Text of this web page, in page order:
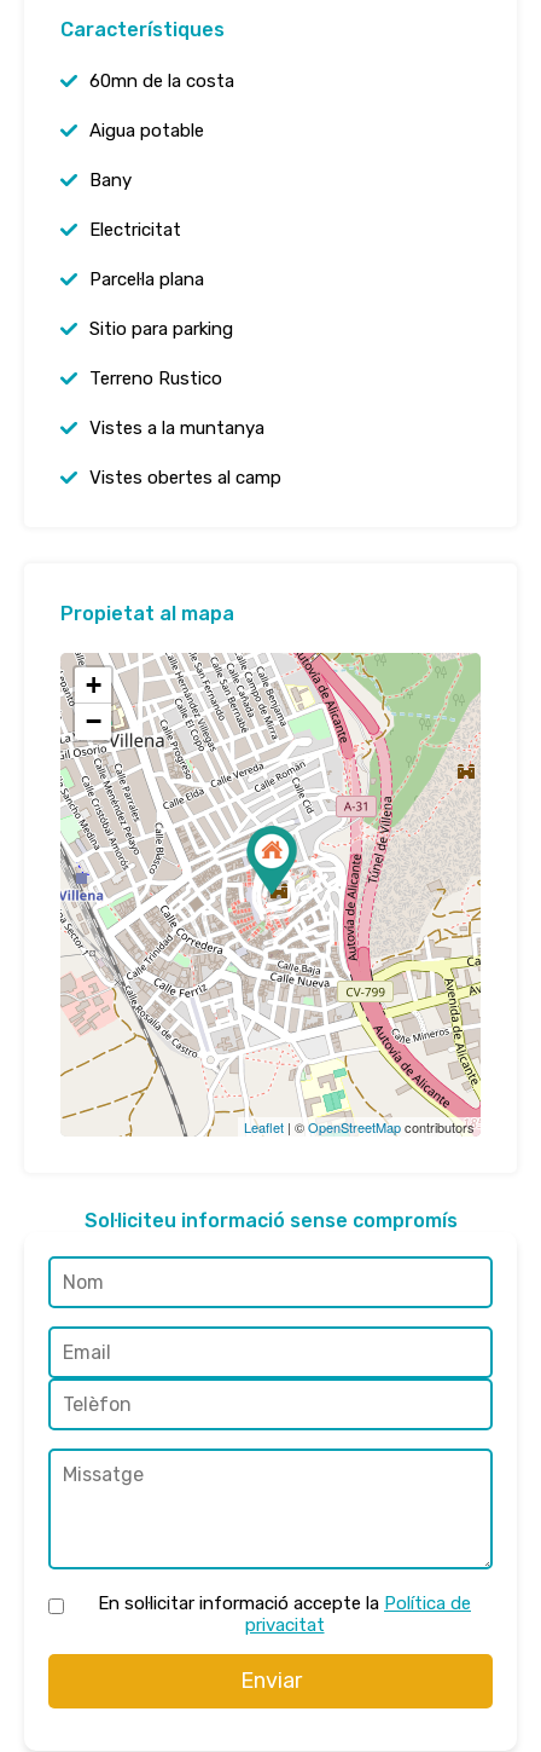
Característiques
60mn de la costa
Aigua potable
Bany
Electricitat
Parcel·la plana
Sitio para parking
Terreno Rustico
Vistes a la muntanya
Vistes obertes al camp
Propietat al mapa
+
−
Leaflet | ©OpenStreetMapcontributors
Sol·liciteu informació sense compromís
En sol·licitar informació accepte la Política de
privacitat
Enviar